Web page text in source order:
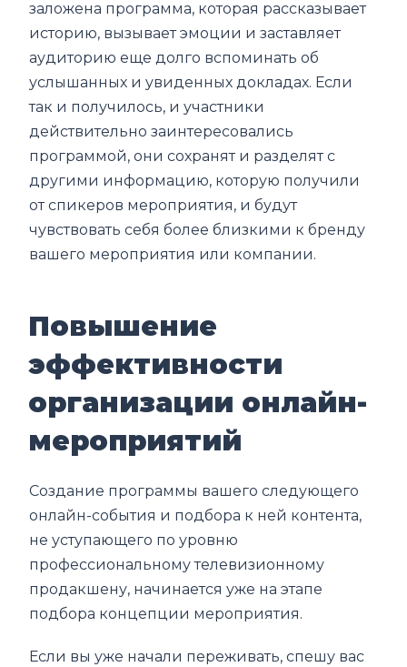
заложена программа, которая рассказывает
историю, вызывает эмоции и заставляет
аудиторию еще долго вспоминать об
услышанных и увиденных докладах. Если
так и получилось, и участники
действительно заинтересовались
программой, они сохранят и разделят с
другими информацию, которую получили
от спикеров мероприятия, и будут
чувствовать себя более близкими к бренду
вашего мероприятия или компании.
Повышение
эффективности
организации онлайн-
мероприятий
Создание программы вашего следующего
онлайн-события и подбора к ней контента,
не уступающего по уровню
профессиональному телевизионному
продакшену, начинается уже на этапе
подбора концепции мероприятия.
Если вы уже начали переживать, спешу вас